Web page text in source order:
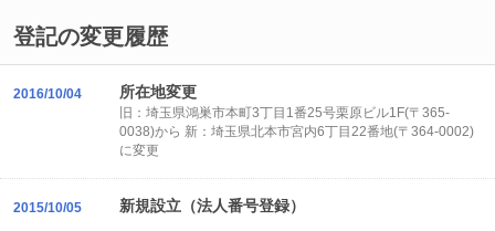
登記の変更履歴
2016/10/04 所在地変更
旧：埼玉県鴻巣市本町3丁目1番25号栗原ビル1F(〒365-
0038)から 新：埼玉県北本市宮内6丁目22番地(〒364-0002)
に変更
2015/10/05 新規設立（法人番号登録）